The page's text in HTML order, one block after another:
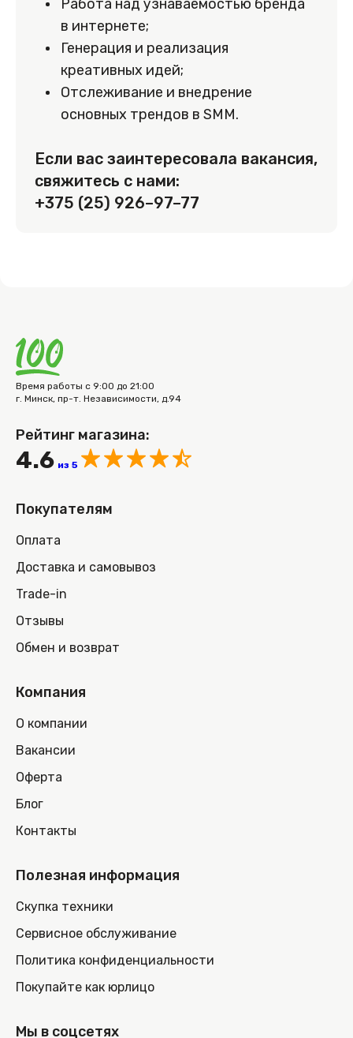
Работа над узнаваемостью бренда
в интернете;
Генерация и реализация
креативных идей;
Отслеживание и внедрение
основных трендов в SMM.
Если вас заинтересовала вакансия,
свяжитесь с нами:
+375 (25) 926–97–77
Время работы с 9:00 до 21:00
г. Минск, пр-т. Независимости, д.94
Рейтинг магазина:
4.6 из 5
Покупателям
Оплата
Доставка и самовывоз
Trade-in
Отзывы
Обмен и возврат
Компания
О компании
Вакансии
Оферта
Блог
Контакты
Полезная информация
Скупка техники
Сервисное обслуживание
Политика конфиденциальности
Покупайте как юрлицо
Мы в соцсетях